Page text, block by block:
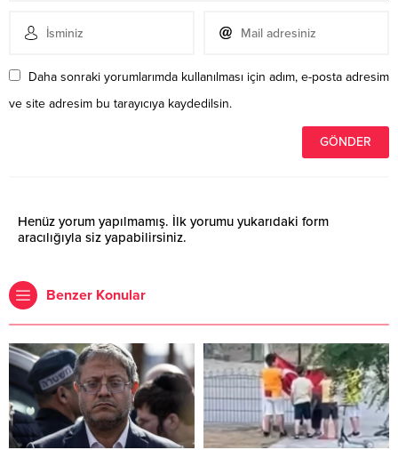
Daha sonraki yorumlarımda kullanılması için adım, e-posta adresim
ve site adresim bu tarayıcıya kaydedilsin.
Henüz yorum yapılmamış. İlk yorumu yukarıdaki form
aracılığıyla siz yapabilirsiniz.
Benzer Konular